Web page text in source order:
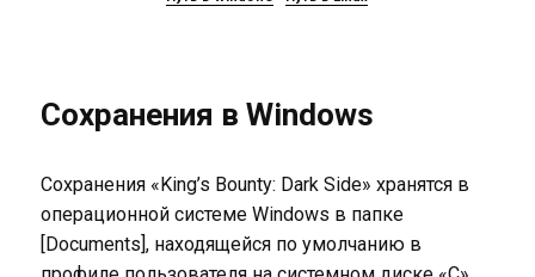
Сохранения в Windows
Сохранения «King’s Bounty: Dark Side» хранятся в
операционной системе Windows в папке
[Documents], находящейся по умолчанию в